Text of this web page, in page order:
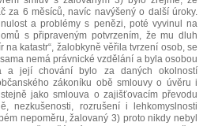
za 6 měsíců, navíc navýšený o další úroky.
a problémy s penězi, poté vyvinul na
s připraveným potvrzením, že mu dluh
katastr“, žalobkyně věřila tvrzení osob, se
nemá právnické vzdělání a byla osobou
a její chování bylo za daných okolností
zákoníku obě smlouvy o úvěru i
jako smlouva o zajišťovacím převodu
nezkušenosti, rozrušení i lehkomyslnosti
nepoměru, žalovaný 3) proto nikdy nebyl